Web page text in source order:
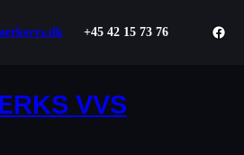
+45 42 15 73 76
VVS